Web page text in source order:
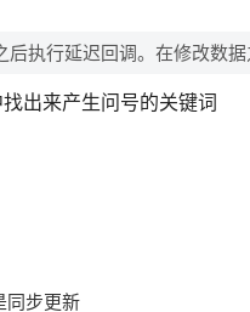
后执行延迟回调。在修改数
出来产生问号的关键词
同步更新